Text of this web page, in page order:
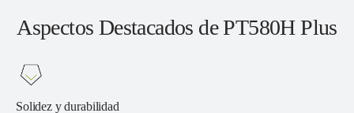
Aspectos Destacados de PT580H Plus
Solidez y durabilidad